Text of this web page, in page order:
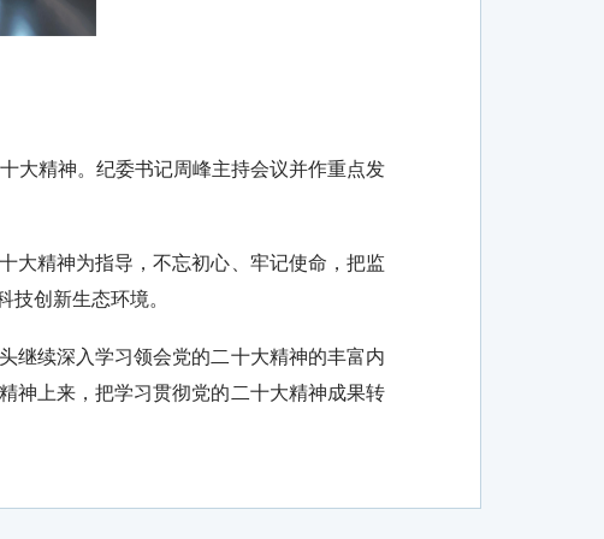
大精神。纪委书记周峰主持会议并作重点发
大精神为指导，不忘初心、牢记使命，把监
创新生态环境。
继续深入学习领会党的二十大精神的丰富内
神上来，把学习贯彻党的二十大精神成果转